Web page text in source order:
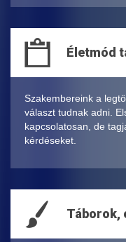
Életmód
Szakembereink a
választ tudnak adni.
kapcsolatosan, de
kérdéseket.
Táborok,